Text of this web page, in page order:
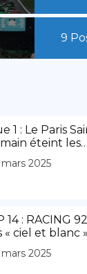
9
1 : Le Paris
éteint les
du stade
Guichard.
mars 2025
14 : RACING
« ciel et blanc »
avec la
mars 2025